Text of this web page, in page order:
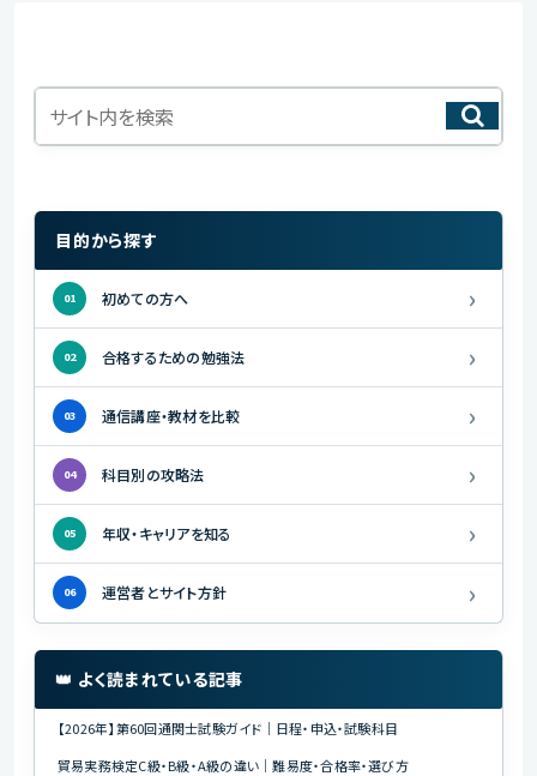
👑 よく読まれている記事
【2026年】第60回通関士試験ガイド｜日程・申込・試験科目
貿易実務検定C級・B級・A級の違い｜難易度・合格率・選び方
目的から探す
01 初めての方へ ›
02 合格するための勉強法 ›
03 通信講座・教材を比較 ›
04 科目別の攻略法 ›
05 年収・キャリアを知る ›
06 運営者とサイト方針 ›